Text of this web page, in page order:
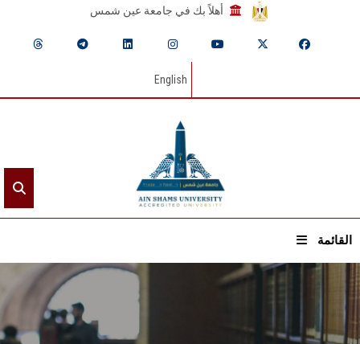
أهلاً بك في جامعة عين شمس
English
القائمة
الرئيسيـة
عن الجامعة